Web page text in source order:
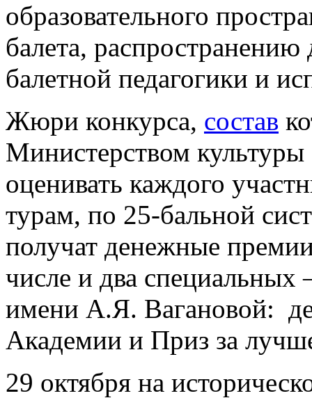
образовательного
балета,
балетной педагогики и
Жюри конкурса, состав
Министерством
оценивать каждого
турам, по 25-бальной
получат денежные
числе и два специальных
имени А.Я. Вагановой:
Академии и Приз за
29 октября на